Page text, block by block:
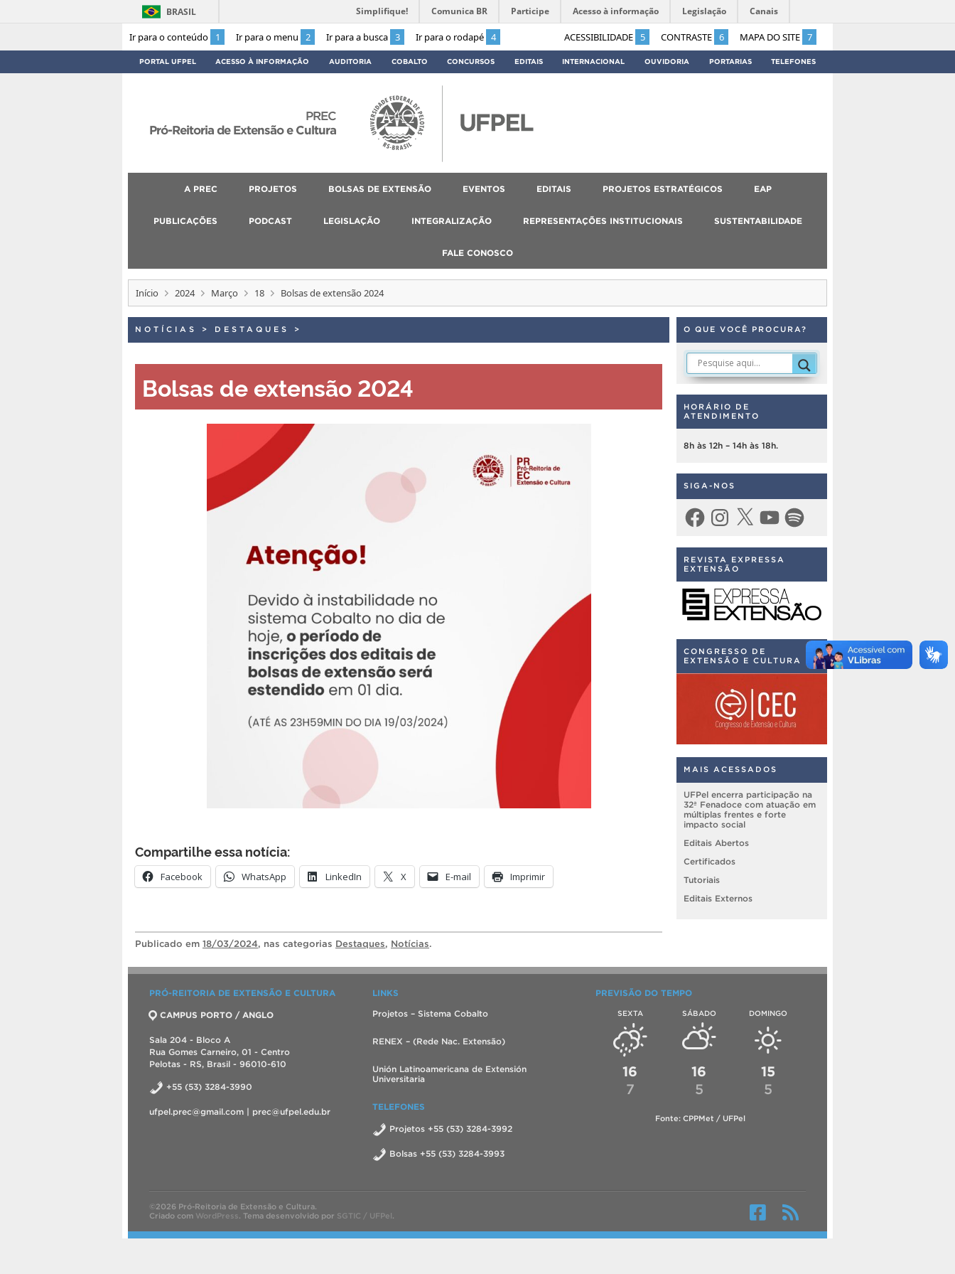
Ir para o conteúdo 1 Ir para o menu 2 Ir para a busca 3 Ir para o rodapé 4 ACESSIBILIDADE 5 CONTRASTE 6 MAPA DO SITE 7
BRASIL Simplifique! Comunica BR Participe Acesso à informação Legislação Canais
PORTAL UFPEL ACESSO À INFORMAÇÃO AUDITORIA COBALTO CONCURSOS EDITAIS INTERNACIONAL OUVIDORIA PORTARIAS TELEFONES
PREC
Pró-Reitoria de Extensão e Cultura
A PREC PROJETOS BOLSAS DE EXTENSÃO EVENTOS EDITAIS PROJETOS ESTRATÉGICOS EAP
PUBLICAÇÕES PODCAST LEGISLAÇÃO INTEGRALIZAÇÃO REPRESENTAÇÕES INSTITUCIONAIS SUSTENTABILIDADE
FALE CONOSCO
Início 2024 Março 18 Bolsas de extensão 2024
NOTÍCIAS > DESTAQUES >
Bolsas de extensão 2024
Compartilhe essa notícia:
Facebook WhatsApp LinkedIn X E-mail Imprimir
Publicado em 18/03/2024, nas categorias Destaques, Notícias.
O QUE VOCÊ PROCURA?
HORÁRIO DE
ATENDIMENTO
8h às 12h – 14h às 18h.
SIGA-NOS
FacebookInstagram
X YouTubeSpotify
REVISTA EXPRESSA
EXTENSÃO
CONGRESSO DE
EXTENSÃO E CULTURA
MAIS ACESSADOS
UFPel encerra participação na
32ª Fenadoce com atuação em
múltiplas frentes e forte
impacto social
Editais Abertos
Certificados
Tutoriais
Editais Externos
PRÓ-REITORIA DE EXTENSÃO E CULTURA
CAMPUS PORTO / ANGLO
Sala 204 - Bloco A
Rua Gomes Carneiro, 01 - Centro
Pelotas - RS, Brasil - 96010-610
+55 (53) 3284-3990
ufpel.prec@gmail.com | prec@ufpel.edu.br
LINKS
Projetos – Sistema Cobalto
RENEX – (Rede Nac. Extensão)
Unión Latinoamericana de Extensión
Universitaria
TELEFONES
Projetos +55 (53) 3284-3992
Bolsas +55 (53) 3284-3993
PREVISÃO DO TEMPO
SEXTA
16
7
SÁBADO
16
5
DOMINGO
15
5
Fonte: CPPMet / UFPel
©2026 Pró-Reitoria de Extensão e Cultura.
Criado com WordPress. Tema desenvolvido por SGTIC / UFPel.